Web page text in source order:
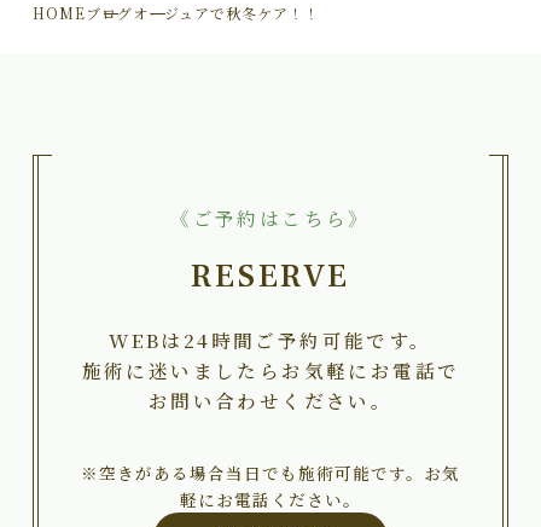
HOMEブログオージュアで秋冬ケア！！
《ご予約はこちら》
RESERVE
WEBは24時間ご予約可能です。
施術に迷いましたらお気軽にお電話で
お問い合わせください。
※空きがある場合当日でも施術可能です。お気
軽にお電話ください。